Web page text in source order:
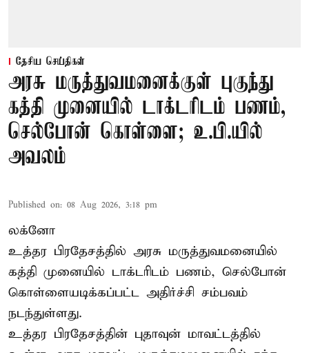
தேசிய செய்திகள்
அரசு மருத்துவமனைக்குள் புகுந்து
கத்தி முனையில் டாக்டரிடம் பணம்,
செல்போன் கொள்ளை; உ.பி.யில்
அவலம்
Published on: 08 Aug 2026, 3:18 pm
லக்னோ
உத்தர பிரதேசத்தில் அரசு மருத்துவமனையில்
கத்தி முனையில் டாக்டரிடம் பணம், செல்போன்
கொள்ளையடிக்கப்பட்ட அதிர்ச்சி சம்பவம்
நடந்துள்ளது.
உத்தர பிரதேசத்தின் புதாவுன் மாவட்டத்தில்